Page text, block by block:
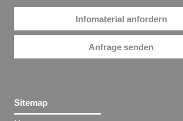
Infomaterial anfordern
Anfrage senden
Sitemap